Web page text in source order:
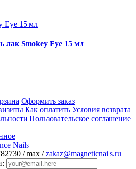
лак Smokey Eye 15 мл
Оформить заказ
Как оплатить Условия возврата
Пользовательское соглашение
Nails
/ max / zakaz@magneticnails.ru